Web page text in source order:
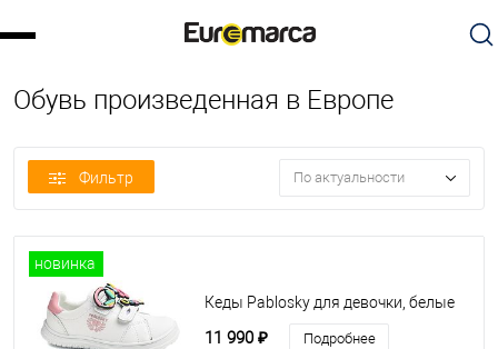
Обувь произведенная в Европе
Фильтр По актуальности
новинка
Кеды Pablosky для девочки, белые
11 990 ₽ Подробнее